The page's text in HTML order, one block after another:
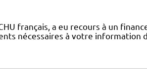
français, a eu recours à un
nécessaires à votre information